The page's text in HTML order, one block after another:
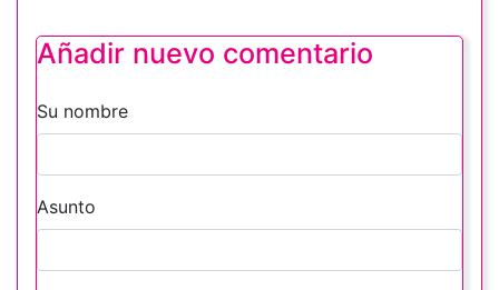
Añadir nuevo comentario
Su nombre
Asunto